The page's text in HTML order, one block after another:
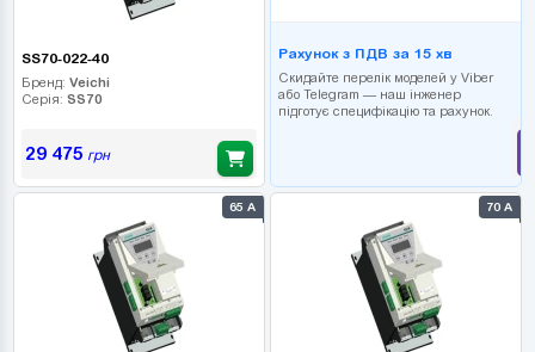
SS70-022-40
Бренд: Veichi
Серія: SS70
29 475 грн
Рахунок з ПДВ за 15 хв
Скидайте перелік моделей у Viber
або Telegram — наш інженер
підготує специфікацію та рахунок.
65 А 70 А